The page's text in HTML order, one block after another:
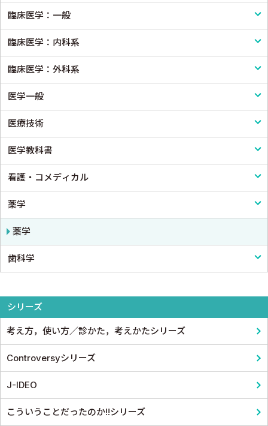
基礎医学一般
解剖学
生理学
免疫学・血清学
公衆衛生学
法医学
臨床医学：一般
臨床医学一般
診断・臨床検査
画像医学・放射線医学・核医学
プライマリケア医学・総合診療
救急医学・集中治療医学
癌・腫瘍一般・緩和医療
栄養・食事療法・輸液・輸血
薬物療法
東洋医学・漢方医学
臨床医学：内科系
内科学一般
感染症
アレルギー・膠原病・リウマチ
内分泌・代謝・糖尿病
腎臓
血液
脳・神経
精神
循環器・血管
心電図・心音図・心エコー
臨床医学：外科系
外科学一般
脳神経外科
心臓・血管外科
消化器外科
小児外科
形成外科
整形外科
産婦人科
耳鼻咽頭科・頭頸部外科
医学一般
医学一般・医学概論
医療制度
病院管理
医療統計
論文・医学情報
医学教育
医療技術
リハビリテーション技術
鍼灸・柔道整復
医学教科書
医学教科書
看護・コメディカル
看護
看護教科書
コメディカル教科書
薬学
薬学
歯科学
シリーズ
考え方，使い方／診かた，考えかたシリーズ
Controversyシリーズ
J-IDEO
こういうことだったのか!!シリーズ